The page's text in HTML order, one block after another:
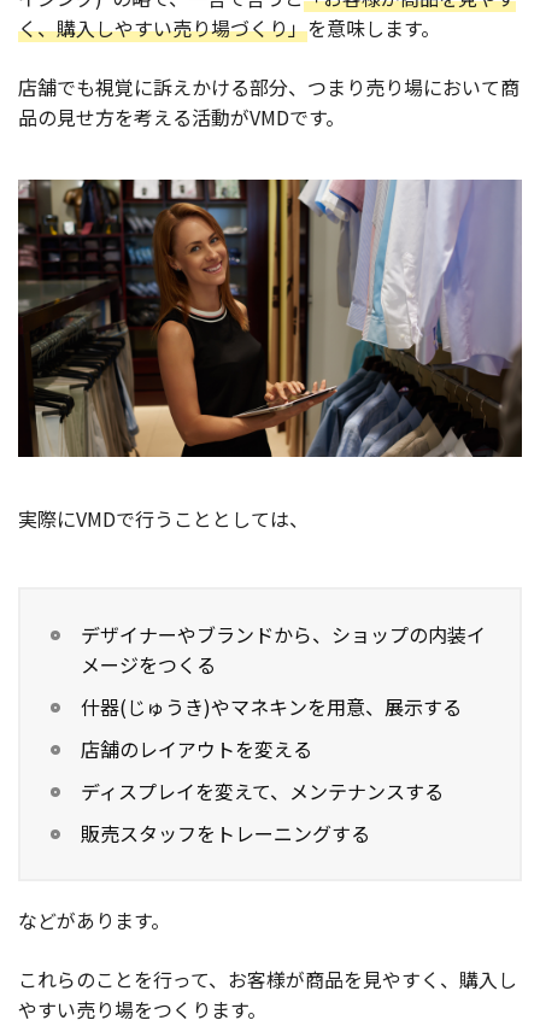
く、購入しやすい売り場づくり」を意味します。
店舗でも視覚に訴えかける部分、つまり売り場において商
品の見せ方を考える活動がVMDです。
実際にVMDで行うこととしては、
デザイナーやブランドから、ショップの内装イ
メージをつくる
什器(じゅうき)やマネキンを用意、展示する
店舗のレイアウトを変える
ディスプレイを変えて、メンテナンスする
販売スタッフをトレーニングする
などがあります。
これらのことを行って、お客様が商品を見やすく、購入し
やすい売り場をつくります。